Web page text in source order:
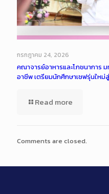
กรกฎาคม 24, 2026
คณาจารย์อาหารและโภชนาการ
อาชีพ เตรียมนักศึกษาเชฟรุ่นใหม่
Read more
Comments are closed.